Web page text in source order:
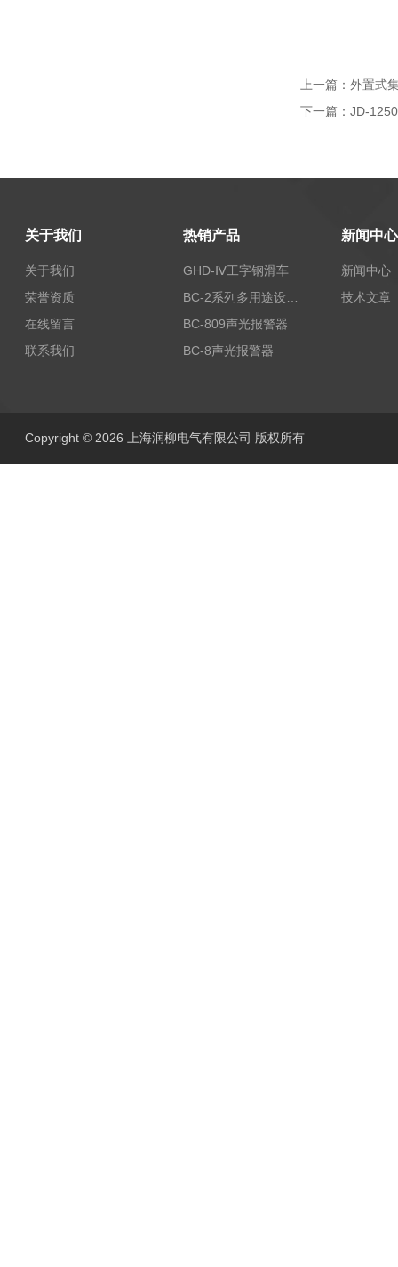
上一篇： 外置式
下一篇： JD-
关于我们
关于我们
荣誉资质
在线留言
联系我们
热销产品
GHD-Ⅳ工字钢滑车
BC-809声光报警器
BC-8声光报警器
新闻中心
新闻中心
技术文章
Copyright © 2026 上海润柳电气有限公司 版权所有